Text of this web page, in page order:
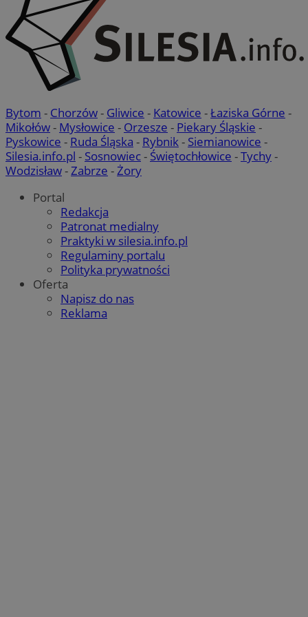
Bytom - Chorzów- Gliwice - Katowice -Łaziska Górne -
Mikołów- Mysłowice - Orzesze - Piekary Śląskie -
Pyskowice - Ruda Śląska - Rybnik- Siemianowice -
Silesia.info.pl - Sosnowiec- Świętochłowice -Tychy-
Wodzisław-Zabrze -Żory
Portal
Redakcja
Patronat medialny
Praktyki w silesia.info.pl
Regulaminy portalu
Polityka prywatności
Oferta
Napisz do nas
Reklama